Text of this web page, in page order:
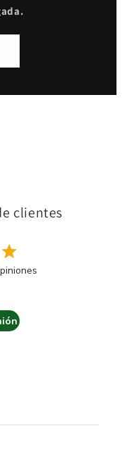
clientes
estrellas